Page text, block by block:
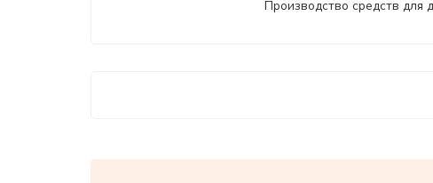
Производство средств для